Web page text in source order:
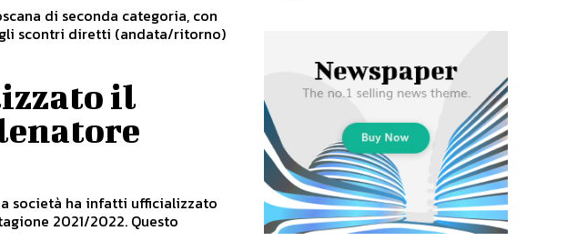
di seconda categoria, con
scontri diretti (andata/ritorno)
il
società ha infatti ufficializzato
2021/2022. Questo